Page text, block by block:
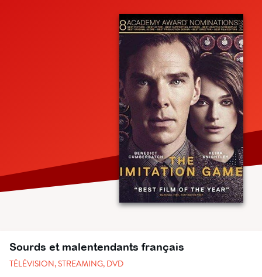
Sourds et malentendants français
TÉLÉVISION, STREAMING, DVD